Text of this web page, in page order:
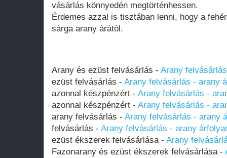
vásárlás könnyedén megtörténhessen.
Érdemes azzal is tisztában lenni, hogy a
sárga arany árától.
Arany és ezüst felvásárlás - Arany
ezüst felvásárlás - Arany felvásárlás - arany
azonnal készpénzért - Arany felvásárlás -
azonnal készpénzért - Arany felvásárlás -
arany felvásárlás - Arany felvásárlás - arany
felvásárlás - Arany felvásárlás - arany
ezüst ékszerek felvásárlása - Arany
Fazonarany és ezüst ékszerek felvásárlása -